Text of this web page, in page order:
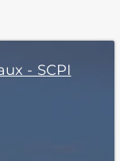
- SCPI